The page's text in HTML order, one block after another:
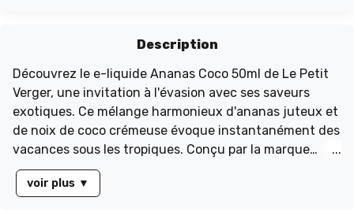
Description
Découvrez le e-liquide Ananas Coco 50ml de Le Petit
Verger, une invitation à l'évasion avec ses saveurs
exotiques. Ce mélange harmonieux d'ananas juteux et
de noix de coco crémeuse évoque instantanément des
vacances sous les tropiques. Conçu par la marque
française Le Petit Verger, ce juice est idéal pour les
amateurs de e-liquides fruités à la recherche d'un all-
voir plus ▼